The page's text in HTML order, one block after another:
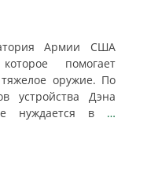
Армии США
помогает
оружие. По
устройства Дэна
нуждается в …